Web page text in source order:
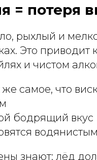
= потеря
рыхлый и
Это приводит
и чистом
самое, что
бодрящий вкус
знают: лёд